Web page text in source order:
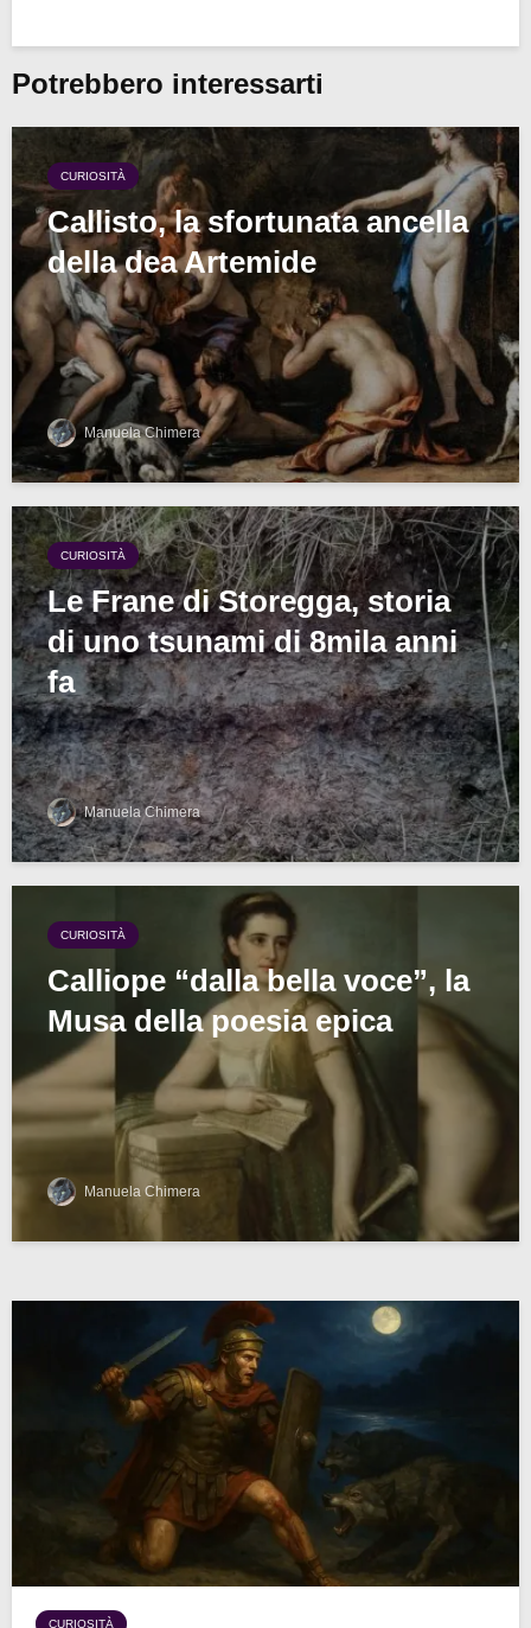
Potrebbero interessarti
CURIOSITÀ
Callisto, la sfortunata ancella
della dea Artemide
Manuela Chimera
CURIOSITÀ
Le Frane di Storegga, storia
di uno tsunami di 8mila anni
fa
Manuela Chimera
CURIOSITÀ
Calliope “dalla bella voce”, la
Musa della poesia epica
Manuela Chimera
CURIOSITÀ